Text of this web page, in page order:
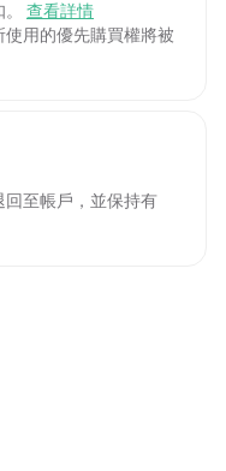
查看詳情
用的優先購買權將被
至帳戶，並保持有